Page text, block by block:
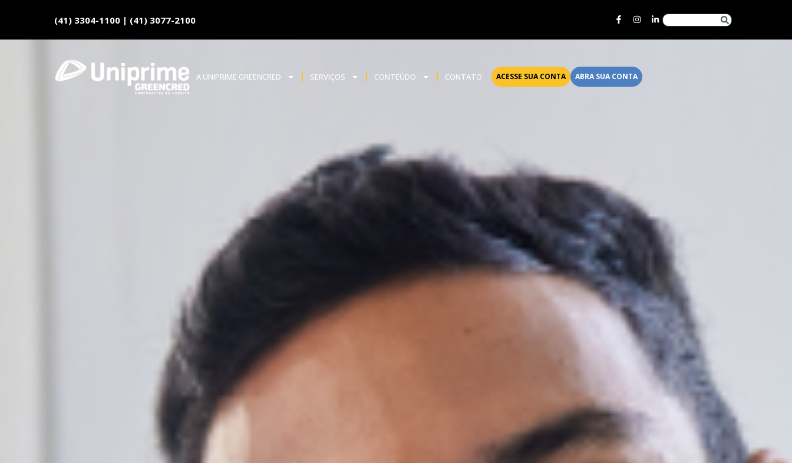
(41) 3304-1100 | (41) 3077-2100
A UNIPRIME GREENCRED SERVIÇOS CONTEÚDO CONTATO ACESSE SUA CONTA ABRA SUA CONTA